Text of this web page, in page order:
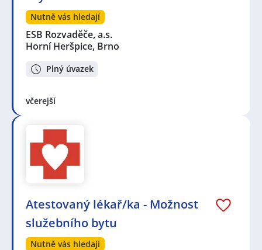
Nutně vás hledají
ESB Rozvaděče, a.s.
Horní Heršpice, Brno
Plný úvazek
včerejší
Atestovaný lékař/ka - Možnost
služebního bytu
Nutně vás hledají